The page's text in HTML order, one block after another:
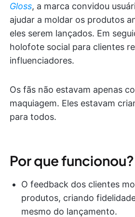
Gloss, a marca convidou
ajudar a moldar os produtos
eles serem lançados. Em
holofote social para clientes
influenciadores.
Os fãs não estavam apenas
maquiagem. Eles estavam
para todos.
Por que funcionou?
O feedback dos clientes
produtos, criando
mesmo do lançamento.